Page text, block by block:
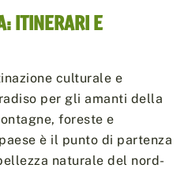
ITINERARI E
culturale e
per gli amanti della
foreste e
è il punto di partenza
naturale del nord-